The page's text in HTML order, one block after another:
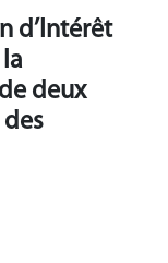
d’Intérêt
deux